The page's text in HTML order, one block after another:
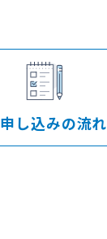
申し込みの流れ